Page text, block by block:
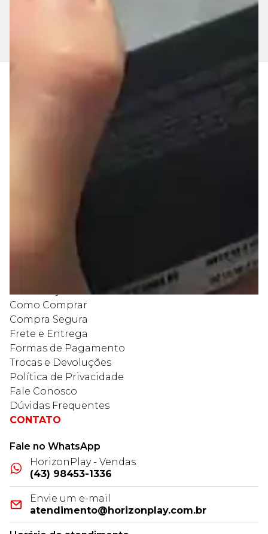
CADASTRAR
Paraná. Temos toda a linha de celulares, smartphones e
eletrônicos disponíveis para pronta entrega.
NOSSAS REDES
INSTITUCIONAL
Como Comprar
Compra Segura
Frete e Entrega
Formas de Pagamento
Trocas e Devoluções
Política de Privacidade
Fale Conosco
Dúvidas Frequentes
CONTATO
Fale no WhatsApp
HorizonPlay - Vendas
(43) 98453-1336
Envie um e-mail
atendimento@horizonplay.com.br